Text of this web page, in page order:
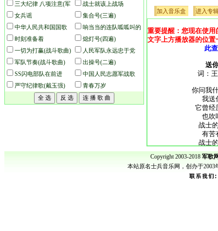
三大纪律 八项注意(军
乐)
战士就该上战场
女兵谣
集合号(三遍)
中华人民共和国国歌
(军乐)
响当当的连队呱呱叫的
兵
时刻准备着
熄灯号(四遍)
一切为打赢(战斗歌曲)
人民军队永远忠于党
(军乐)
军队节奏(战斗歌曲)
出操号(二遍)
SS闪电部队在前进
中国人民志愿军战歌
(军乐)
严守纪律歌(戴玉强) 青春万岁
加入音乐盒 进入专
重要提醒：您现在使
文字上方播放器的位
此
送
词：
你问我
我送
它曾经
也吹
战士
有苦
战士
有苦
你问我
我送
它会在
Copyright 2003-2018 军歌
本站原名士兵音乐网，创办于